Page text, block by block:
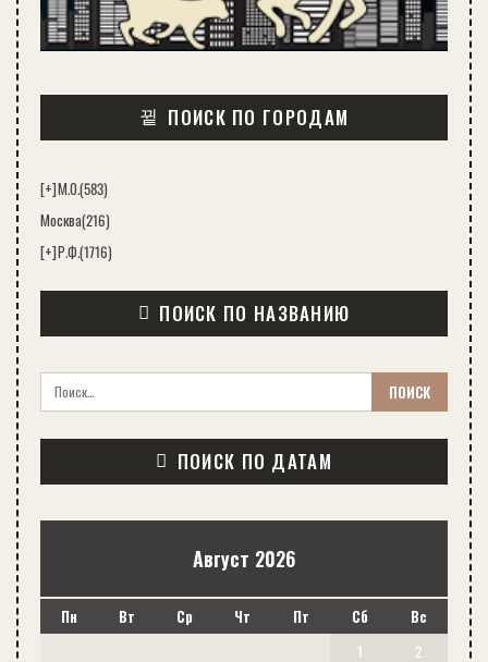
ПОИСК ПО ГОРОДАМ
[+]М.О.(583)
Москва(216)
[+]Р.Ф.(1716)
ПОИСК ПО НАЗВАНИЮ
ПОИСК ПО ДАТАМ
Август 2026
Пн Вт Ср Чт Пт Сб
Вс
1
2